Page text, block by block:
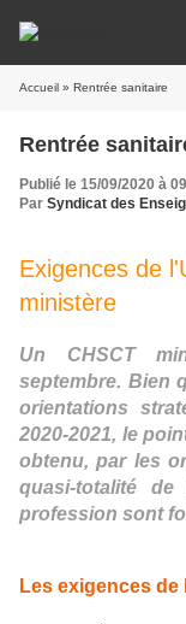
Accueil » Rentrée sanitaire
Rentrée
Publié le 15/09/2020 à
Par Syndicat des
Exigences de
ministère
Un CHSCT
septembre. Bien
orientations
2020-2021, le
obtenu, par les
quasi-totalité
profession sont
Les exigences de